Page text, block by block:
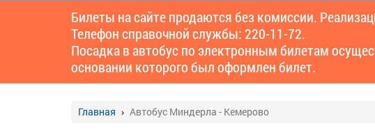
Билеты на сайте продаются без комиссии.
Телефон справочной службы: 220-11-72.
Посадка в автобус по электронным билетам
основании которого был оформлен билет.
Главная Автобус Миндерла - Кемерово